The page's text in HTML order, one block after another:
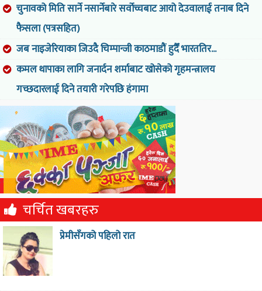
चुनावको मिति सार्ने नसार्नेबारे सर्वोच्चबाट आयो देउवालाई तनाब दिने
फैसला (पत्रसहित)
जब नाइजेरियाका जिउदै चिम्पान्जी काठमाडौं हुदैँ भारततिर...
कमल थापाका लागि जनार्दन शर्माबाट खोसेको गृहमन्त्रालय
गच्छदारलाई दिने तयारी गरेपछि हंगामा
चर्चित खबरहरु
प्रेमीसँगको पहिलो रात